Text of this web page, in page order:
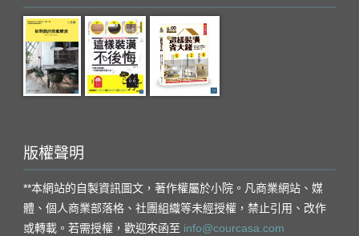
版權聲明
**本網站的自製資訊圖文，著作權屬於小院。凡商業網站、媒
體、個人商業部落格、社團組織等未經授權，禁止引用、改作
或轉載。若需授權，歡迎來函至 info@courcasa.com